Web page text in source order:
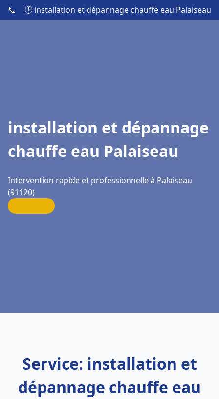
📞 🕒 installation et dépannage chauffe eau Palaiseau
installation et dépannage
chauffe eau Palaiseau
Intervention rapide et professionnelle à Palaiseau
(91120)
Service: installation et
dépannage chauffe eau